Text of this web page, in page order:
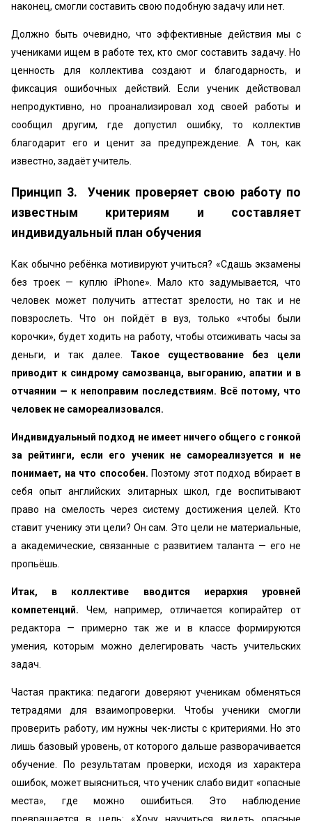
наконец, смогли составить свою подобную задачу или нет.
Должно быть очевидно, что эффективные действия мы с
учениками ищем в работе тех, кто смог составить задачу. Но
ценность для коллектива создают и благодарность, и
фиксация ошибочных действий. Если ученик действовал
непродуктивно, но проанализировал ход своей работы и
сообщил другим, где допустил ошибку, то коллектив
благодарит его и ценит за предупреждение. А тон, как
известно, задаёт учитель.
Принцип 3. Ученик проверяет свою работу по
известным критериям и составляет
индивидуальный план обучения
Как обычно ребёнка мотивируют учиться? «Сдашь экзамены
без троек — куплю iPhone». Мало кто задумывается, что
человек может получить аттестат зрелости, но так и не
повзрослеть. Что он пойдёт в вуз, только «чтобы были
корочки», будет ходить на работу, чтобы отсиживать часы за
деньги, и так далее. Такое существование без цели
приводит к синдрому самозванца, выгоранию, апатии и в
отчаянии — к непоправим последствиям. Всё потому, что
человек не самореализовался.
Индивидуальный подход не имеет ничего общего с гонкой
за рейтинги, если его ученик не самореализуется и не
понимает, на что способен. Поэтому этот подход вбирает в
себя опыт английских элитарных школ, где воспитывают
право на смелость через систему достижения целей. Кто
ставит ученику эти цели? Он сам. Это цели не материальные,
а академические, связанные с развитием таланта — его не
пропьёшь.
Итак, в коллективе вводится иерархия уровней
компетенций. Чем, например, отличается копирайтер от
редактора — примерно так же и в классе формируются
умения, которым можно делегировать часть учительских
задач.
Частая практика: педагоги доверяют ученикам обменяться
тетрадями для взаимопроверки. Чтобы ученики смогли
проверить работу, им нужны чек-листы с критериями. Но это
лишь базовый уровень, от которого дальше разворачивается
обучение. По результатам проверки, исходя из характера
ошибок, может выясниться, что ученик слабо видит «опасные
места», где можно ошибиться. Это наблюдение